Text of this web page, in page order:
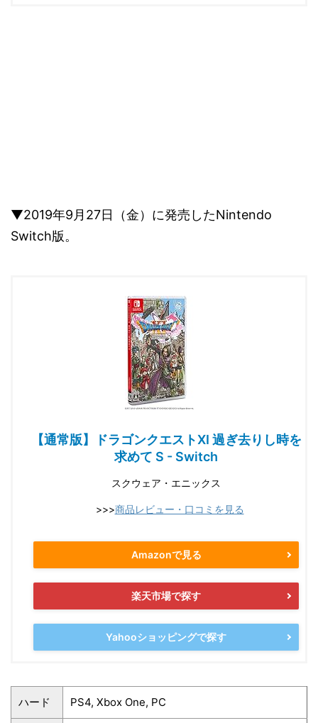
▼2019年9月27日（金）に発売したNintendo
Switch版。
【通常版】ドラゴンクエストXI 過ぎ去りし時を
求めて S - Switch
スクウェア・エニックス
>>>商品レビュー・口コミを見る
Amazonで見る
楽天市場で探す
Yahooショッピングで探す
ハード PS4, Xbox One, PC